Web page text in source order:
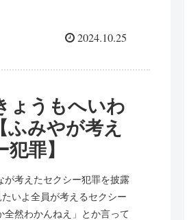
2024.10.25
ょうもへいわ
みやが考え
罪】
が考えたセクシー犯罪を披露
いよ全員が考えるセクシー
然わかんねえ」とか言って